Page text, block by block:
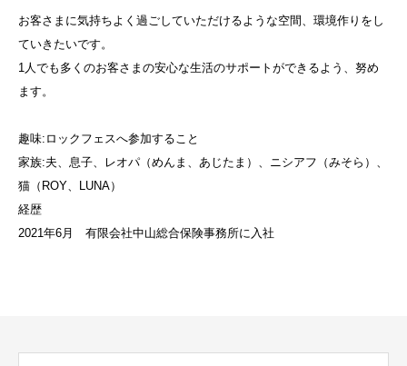
お客さまに気持ちよく過ごしていただけるような空間、環境作りをし
ていきたいです。
1人でも多くのお客さまの安心な生活のサポートができるよう、努め
ます。
趣味:ロックフェスへ参加すること
家族:夫、息子、レオパ（めんま、あじたま）、ニシアフ（みそら）、
猫（ROY、LUNA）
経歴
2021年6月 有限会社中山総合保険事務所に入社